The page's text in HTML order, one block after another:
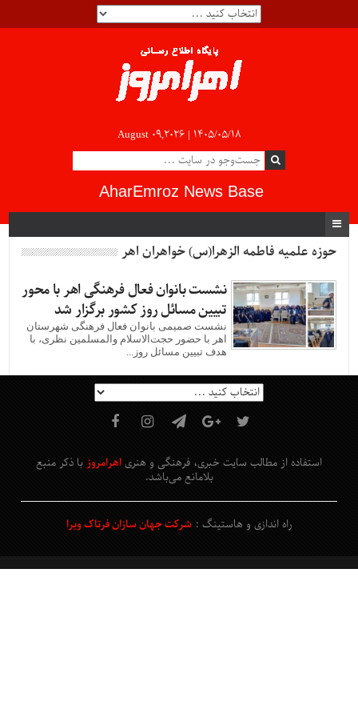
August 09,2026 | ۱۴۰۵/۰۵/۱۸
AharEmroz News Base
حوزه علمیه فاطمه‌ الزهرا(س) خواهران اهر
نشست بانوان فعال فرهنگی اهر با محور
تبیین مسائل روز کشور برگزار شد
نشست صمیمی بانوان فعال فرهنگی شهرستان
اهر با حضور حجت‌الاسلام والمسلمین نظری، با
هدف تبیین مسائل روز...
استفاده از مطالب سایت خبری، فرهنگی و هنری اهرامروز با ذکر منبع
بلامانع می‌باشد.
راه اندازی و هاستینگ :شرکت جهان سازان فرتاک ویرا